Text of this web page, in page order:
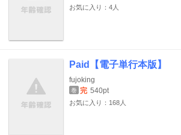
お気に入り：4人
Paid【電子単行本版】
fujoking
巻 完 540pt
お気に入り：168人